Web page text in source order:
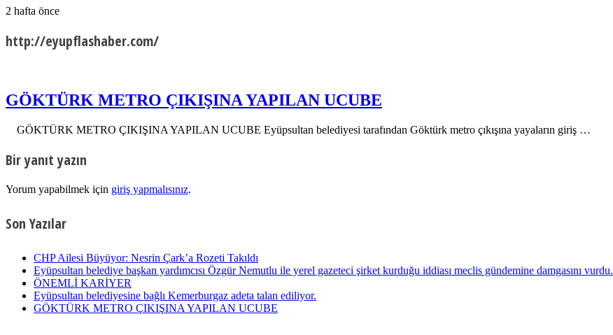
2 hafta önce
http://eyupflashaber.com/
GÖKTÜRK METRO ÇIKIŞINA YAPILAN UCUBE
GÖKTÜRK METRO ÇIKIŞINA YAPILAN UCUBE Eyüpsultan belediyesi tarafından Göktürk metro çıkışına yayaların giriş …
Bir yanıt yazın
Yorum yapabilmek için giriş yapmalısınız.
Son Yazılar
CHP Ailesi Büyüyor: Nesrin Çark’a Rozeti Takıldı
Eyüpsultan belediye başkan yardımcısı Özgür Nemutlu ile yerel gazeteci şirket kurduğu iddiası meclis gündemine damgasını vurdu.
ÖNEMLİ KARİYER
Eyüpsultan belediyesine bağlı Kemerburgaz adeta talan ediliyor.
GÖKTÜRK METRO ÇIKIŞINA YAPILAN UCUBE